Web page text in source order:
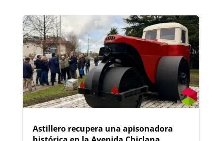
Astillero recupera una apisonadora